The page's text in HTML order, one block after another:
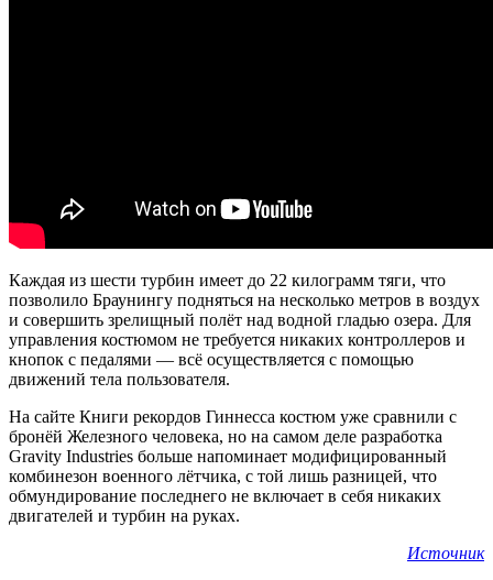
Каждая из шести турбин имеет до 22 килограмм тяги, что
позволило Браунингу подняться на несколько метров в воздух
и совершить зрелищный полёт над водной гладью озера. Для
управления костюмом не требуется никаких контроллеров и
кнопок с педалями — всё осуществляется с помощью
движений тела пользователя.
На сайте Книги рекордов Гиннесса костюм уже сравнили с
бронёй Железного человека, но на самом деле разработка
Gravity Industries больше напоминает модифицированный
комбинезон военного лётчика, с той лишь разницей, что
обмундирование последнего не включает в себя никаких
двигателей и турбин на руках.
Источник